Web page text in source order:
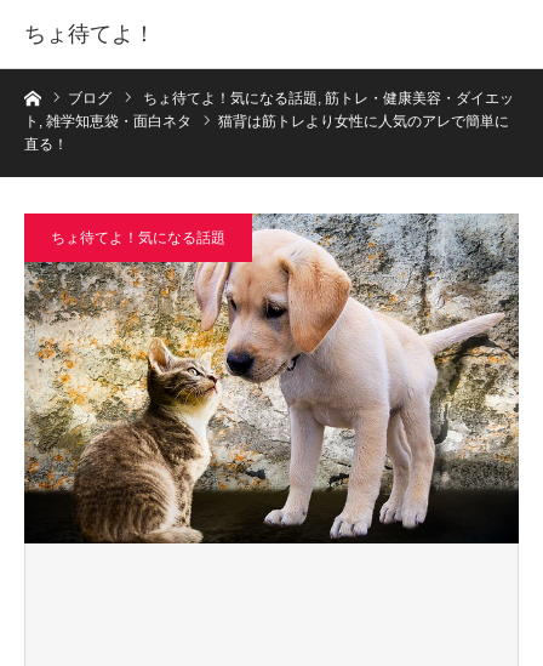
ちょ待てよ！
ホームブログ ちょ待てよ！気になる話題, 筋トレ・健康美容・ダイエッ
ト , 雑学知恵袋・面白ネタ
猫背は筋トレより女性に人気のアレで簡単に
直る！
ちょ待てよ！気になる話題